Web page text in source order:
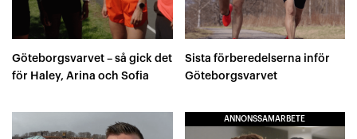
Göteborgsvarvet – så gick det
för Haley, Arina och Sofia
Sista förberedelserna inför
Göteborgsvarvet
ANNONSSAMARBETE